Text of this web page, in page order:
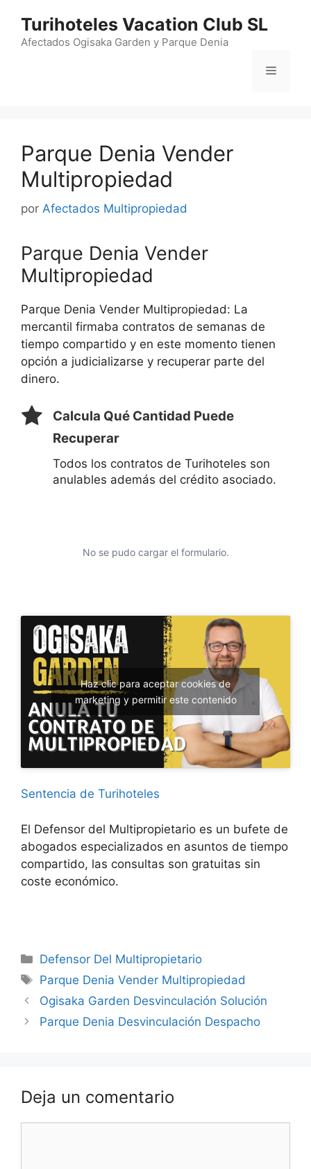
contenido
Turihoteles Vacation Club SL
Afectados Ogisaka Garden y Parque Denia
Menú
Parque Denia Vender
Multipropiedad
por Afectados Multipropiedad
Parque Denia Vender
Multipropiedad
Parque Denia Vender Multipropiedad: La
mercantil firmaba contratos de semanas de
tiempo compartido y en este momento tienen
opción a judicializarse y recuperar parte del
dinero.
Calcula Qué Cantidad Puede
Recuperar
Todos los contratos de Turihoteles son
anulables además del crédito asociado.
No se pudo cargar el formulario.
Haz clic para aceptar cookies de
marketing y permitir este contenido
Sentencia de Turihoteles
El Defensor del Multipropietario es un bufete de
abogados especializados en asuntos de tiempo
compartido, las consultas son gratuitas sin
coste económico.
Categorías
Defensor Del Multipropietario
Etiquetas
Parque Denia Vender Multipropiedad
Ogisaka Garden Desvinculación Solución
Parque Denia Desvinculación Despacho
Deja un comentario